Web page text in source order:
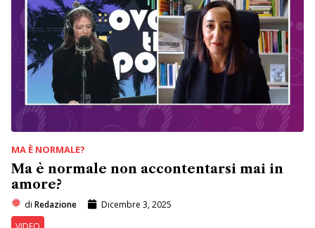
MA È NORMALE?
Ma è normale non accontentarsi mai in
amore?
di Redazione
Dicembre 3, 2025